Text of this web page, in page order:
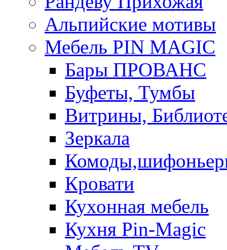
Альпийские мотивы
Мебель PIN MAGIС
Бары ПРОВАНС
Буфеты, Тумбы
Витрины,
Зеркала
Кровати
Кухонная мебель
Кухня Pin-Magic